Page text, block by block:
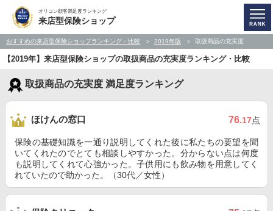
オリコン顧客満足度ランキング
来店型保険ショップ
おすすめの来店型保険ショップランキング・比較 2019年版 取扱商品の充実度
【2019年】来店型保険ショップの取扱商品の充実度ランキング・比較
取扱商品の充実度 満足度ランキング
ほけんの窓口 76.17点
保険の基礎知識を一通り説明してくれた後に私たちの要望を聞
いてくれたのでとても相談しやすかった。分からない点は何度
も説明してくれて心強かった。子供用にも飲み物を用意してく
れていたので助かった。（30代／女性）